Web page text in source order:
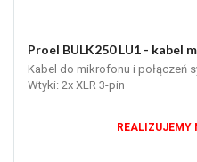
Proel BULK250 LU1 - kabel
Kabel do mikrofonu i połączeń
Wtyki: 2x XLR 3-pin
REALIZUJEMY